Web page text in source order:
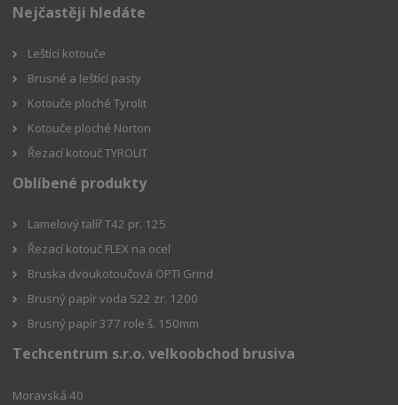
Nejčastěji hledáte
Leštící kotouče
Brusné a leštící pasty
Kotouče ploché Tyrolit
Kotouče ploché Norton
Řezací kotouč TYROLIT
Oblíbené produkty
Lamelový talíř T42 pr. 125
Řezací kotouč FLEX na ocel
Bruska dvoukotoučová OPTI Grind
Brusný papír voda 522 zr. 1200
Brusný papír 377 role š. 150mm
Techcentrum s.r.o. velkoobchod brusiva
Moravská 40